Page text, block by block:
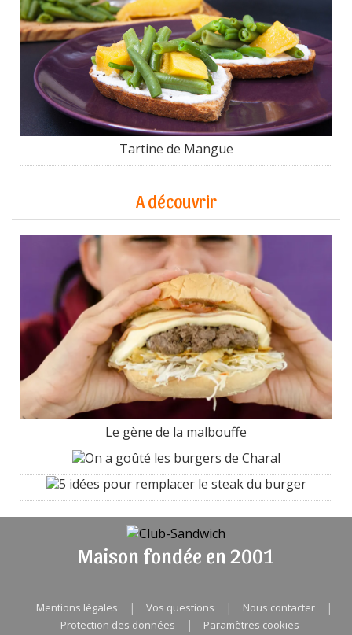
Tartine de Mangue
A découvrir
Le gène de la malbouffe
On a goûté les burgers de Charal
5 idées pour remplacer le steak du burger
Maison fondée en 2001
Mentions légales | Vos questions | Nous contacter |
Protection des données | Paramètres cookies